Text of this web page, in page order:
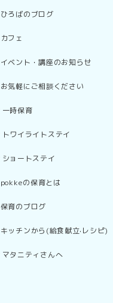
ひろばのブログ
カフェ
イベント・講座のお知らせ
お気軽にご相談ください
一時保育
トワイライトステイ
ショートステイ
pokkeの保育とは
保育のブログ
キッチンから(給食献立·レシピ)
マタニティさんへ